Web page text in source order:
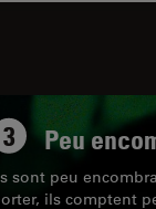
3 Peu
sont peu
ils comptent